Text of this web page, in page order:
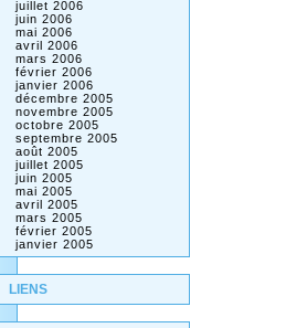
juillet 2006
juin 2006
mai 2006
avril 2006
mars 2006
février 2006
janvier 2006
décembre 2005
novembre 2005
octobre 2005
septembre 2005
août 2005
juillet 2005
juin 2005
mai 2005
avril 2005
mars 2005
février 2005
janvier 2005
LIENS